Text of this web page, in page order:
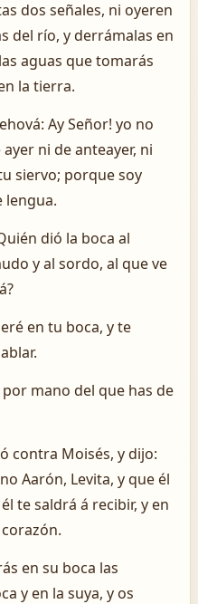
dos señales, ni oyeren
del río, y derrámalas en
aguas que tomarás
la tierra.
­Ay Señor! yo no
ni de anteayer, ni
siervo; porque soy
lengua.
dió la boca al
y al sordo, al que ve
en tu boca, y te
por mano del que has de
contra Moisés, y dijo:
Aarón, Levita, y que él
te saldrá á recibir, y en
en su boca las
y en la suya, y os